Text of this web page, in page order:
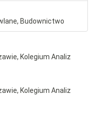
Budownictwo
Kolegium Analiz
Kolegium Analiz